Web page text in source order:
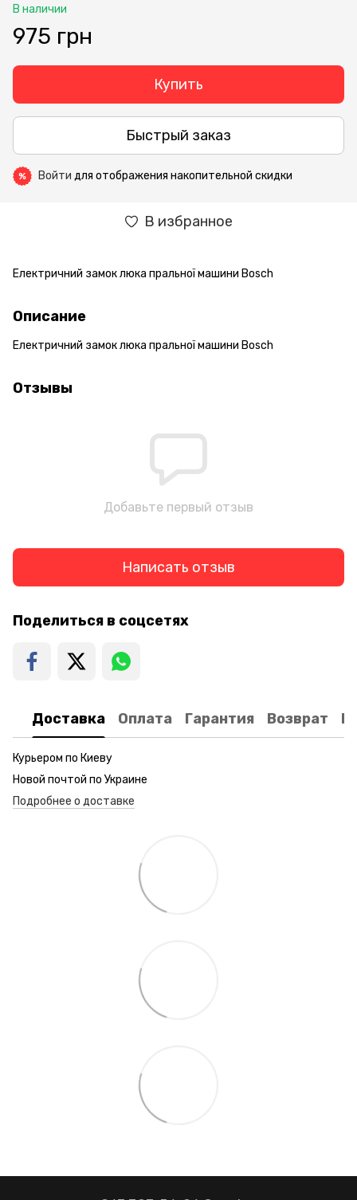
В наличии
975 грн
Купить
Быстрый заказ
% Войти для отображения накопительной скидки
В избранное
Електричний замок люка пральної машини Bosch
Описание
Електричний замок люка пральної машини Bosch
Отзывы
Добавьте первый отзыв
Написать отзыв
Поделиться в соцсетях
Доставка Оплата Гарантия Возврат
Курьером по Киеву
Новой почтой по Украине
Подробнее о доставке